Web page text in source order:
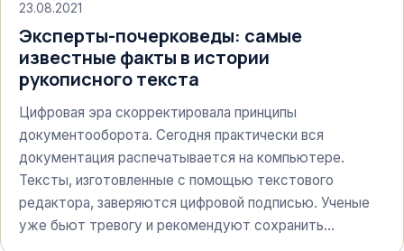
23.08.2021
Эксперты-почерковеды: самые
известные факты в истории
рукописного текста
Цифровая эра скорректировала принципы
документооборота. Сегодня практически вся
документация распечатывается на компьютере.
Тексты, изготовленные с помощью текстового
редактора, заверяются цифровой подписью. Ученые
уже бьют тревогу и рекомендуют сохранить…